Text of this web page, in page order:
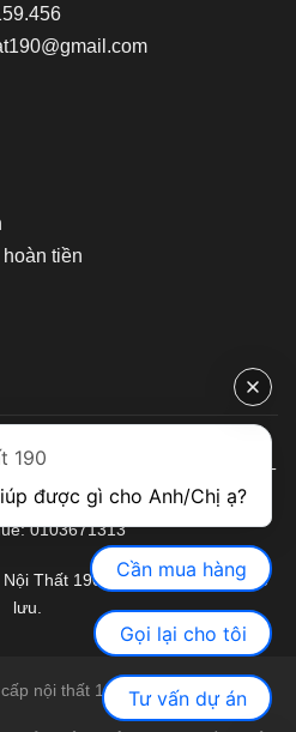
tiền
vui lòng liên hệ chúng tôi:
MẠI VÀ SẢN XUẤT VIỆT
THẤT
0103671313
Thất 190. Mọi quyền được bảo
lưu.
nội thất 190 chính hãng
190
Cần mua hàng
Gọi lại cho tôi
Tư vấn dự án